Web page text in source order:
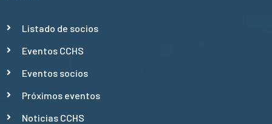
Listado de socios
Eventos CCHS
Eventos socios
Próximos eventos
Noticias CCHS